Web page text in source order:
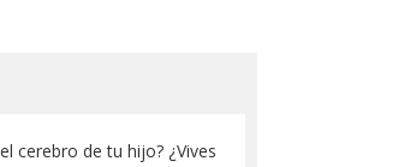
cerebro de tu hijo? ¿Vives